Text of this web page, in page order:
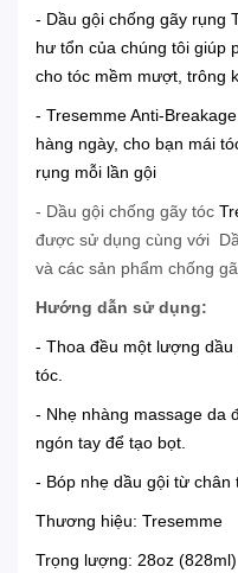
- Dầu gội chống gãy rụng
hư tổn của chúng tôi giúp
cho tóc mềm mượt, trông
- Tresemme Anti-
hàng ngày, cho bạn mái
rụng mỗi lần gội
- Dầu gội chống gãy tóc
được sử dụng cùng với
và các sản phẩm chống
Hướng dẫn sử dụng:
- Thoa đều một lượng dầu
tóc.
- Nhẹ nhàng massage da
ngón tay để tạo bọt.
- Bóp nhẹ dầu gội từ chân
Thương hiệu: Tresemme
Trọng lượng: 28oz (828ml)